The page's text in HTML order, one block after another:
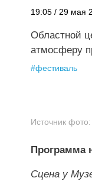
19:05 / 29 мая
Областной
атмосферу
#фестиваль
Источник фото:
Программа
Сцена у